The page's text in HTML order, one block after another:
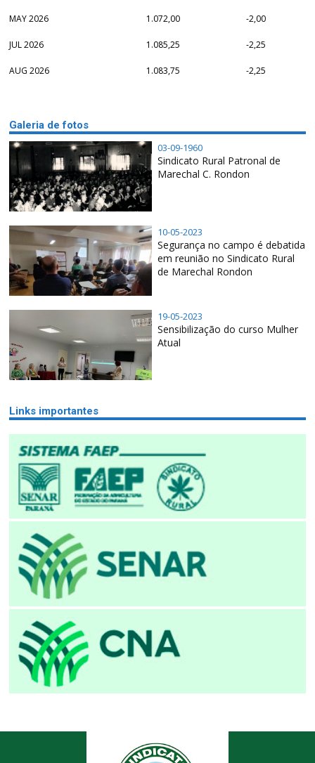
MAY 2026 1.072,00 -2,00
JUL 2026 1.085,25 -2,25
AUG 2026 1.083,75 -2,25
Galeria de fotos
03-09-1960
Sindicato Rural Patronal de
Marechal C. Rondon
10-05-2023
Segurança no campo é debatida
em reunião no Sindicato Rural
de Marechal Rondon
19-05-2023
Sensibilização do curso Mulher
Atual
Links importantes